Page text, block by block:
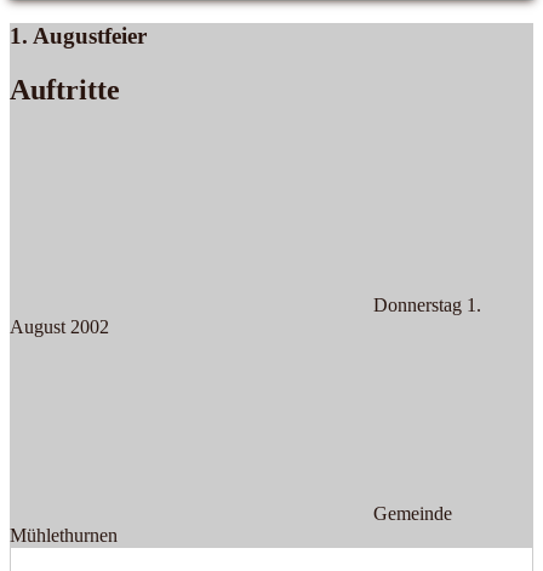
1. Augustfeier
Auftritte
Donnerstag 1.
August 2002
Gemeinde
Mühlethurnen